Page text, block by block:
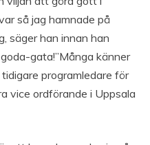
så jag hamnade på
säger han innan han
gata!”Många känner
programledare för
vice ordförande i Uppsala